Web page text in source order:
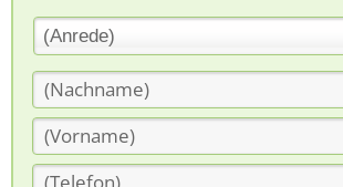
(Anrede)